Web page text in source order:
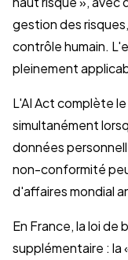
gestion des
contrôle humain.
pleinement
L'AI Act complète
simultanément
données
non-conformité
d'affaires mondial
En France, la loi
supplémentaire : la